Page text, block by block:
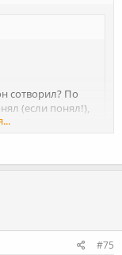
сотворил? По
(если понял!),
Все, кому я
еще раз... и еще.
в
сидя, захватил
выбил опорную
перевернув на
никто ничего#75